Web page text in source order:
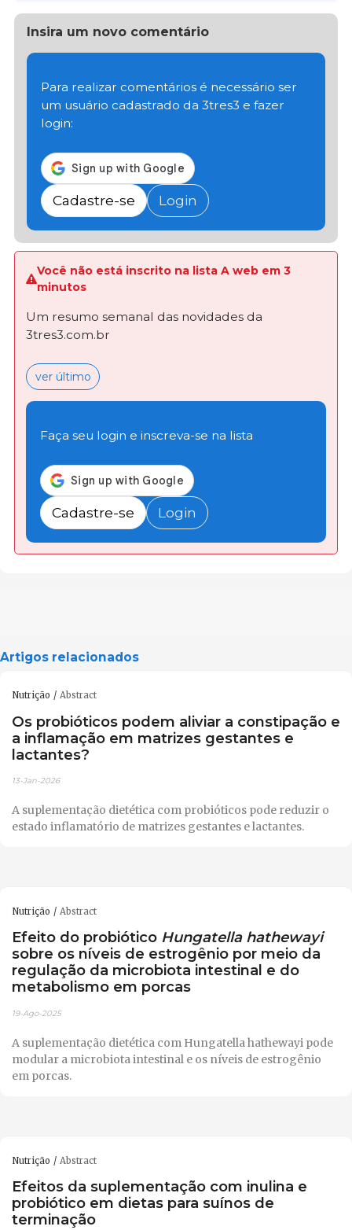
Insira um novo comentário
Para realizar comentários é necessário ser
um usuário cadastrado da 3tres3 e fazer
login:
Cadastre-se Login
Você não está inscrito na lista A web em 3
minutos
Um resumo semanal das novidades da
3tres3.com.br
ver último
Faça seu login e inscreva-se na lista
Cadastre-se Login
Artigos relacionados
Nutrição Abstract
Os probióticos podem aliviar a constipação e
a inflamação em matrizes gestantes e
lactantes?
13-Jan-2026
A suplementação dietética com probióticos pode reduzir o
estado inflamatório de matrizes gestantes e lactantes.
Nutrição Abstract
Efeito do probiótico Hungatella hathewayi
sobre os níveis de estrogênio por meio da
regulação da microbiota intestinal e do
metabolismo em porcas
19-Ago-2025
A suplementação dietética com Hungatella hathewayi pode
modular a microbiota intestinal e os níveis de estrogênio
em porcas.
Nutrição Abstract
Efeitos da suplementação com inulina e
probiótico em dietas para suínos de
terminação